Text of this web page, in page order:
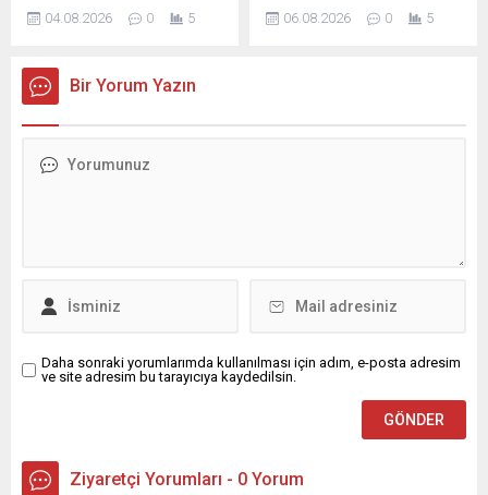
Moskova'nın Ukrayna ile
zaman vazgeçmediğini ve
yapıcı teklifleri ele almaya
04.08.2026 0 5
başkanlığında Beştepe'de
06.08.2026 0 5
Bir Yorum Yazın
Daha sonraki yorumlarımda kullanılması için adım, e-posta adresim
ve site adresim bu tarayıcıya kaydedilsin.
Ziyaretçi Yorumları - 0 Yorum